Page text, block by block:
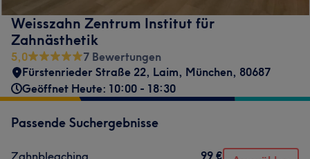
Weisszahn Zentrum Institut für
Zahnästhetik
5,0
7 Bewertungen
Fürstenrieder Straße 22, Laim, München, 80687
Geöffnet Heute: 10:00 - 18:30
Passende Suchergebnisse
Zahnbleaching
99 €